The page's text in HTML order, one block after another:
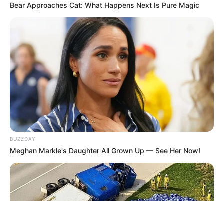
(foto: unsplash/alexanderredl)
teratur akan membuat tubuh menjadi lebih sehat dan
memperpanjang usia seseorang.
Kamu bisa melakukan olahraga ringan terlebih dahulu sekitar 3
Bear Approaches Cat: What Happens Next Is Pure Magic
BUZZDAY
Meghan Markle's Daughter All Grown Up — See Her Now!